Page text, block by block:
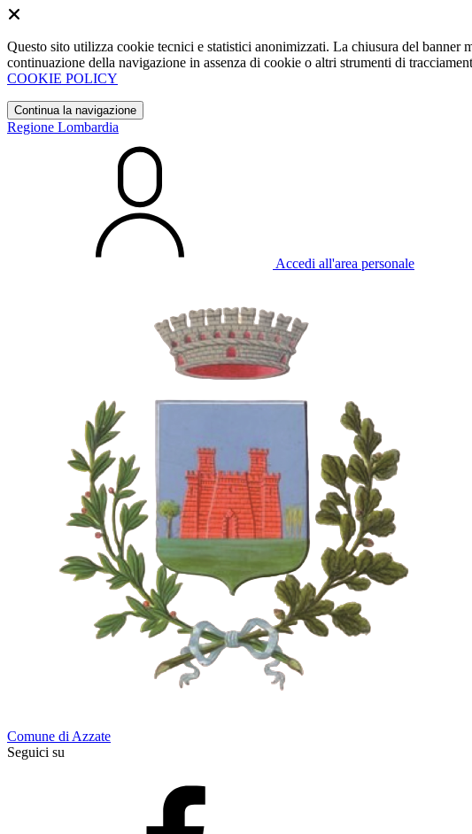
Questo sito utilizza cookie tecnici e statistici anonimizzati. La chiusura del
continuazione della navigazione in assenza di cookie o altri strumenti di
COOKIE POLICY
Continua la navigazione
Regione Lombardia
Accedi all'area personale
Comune di Azzate
Seguici su